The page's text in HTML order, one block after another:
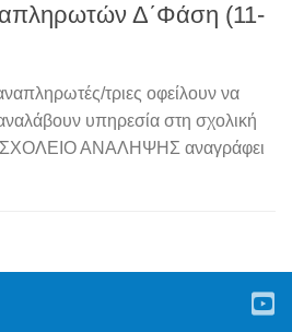
Δ΄Φάση (11-
τριες οφείλουν να
υπηρεσία στη σχολική
ΣΧΟΛΕΙΟ ΑΝΑΛΗΨΗΣ αναγράφει